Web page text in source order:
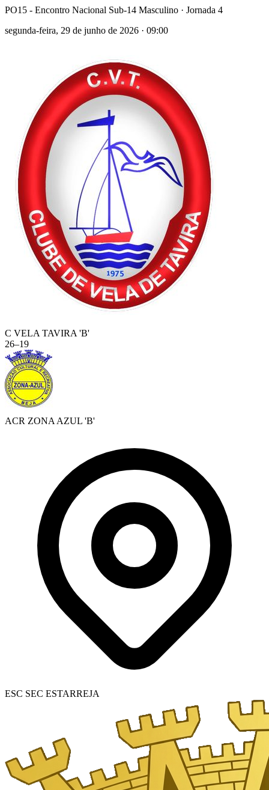
PO15 - Encontro Nacional Sub-14 Masculino · Jornada 4
segunda-feira, 29 de junho de 2026 · 09:00
C VELA TAVIRA 'B'
26–19
ACR ZONA AZUL 'B'
ESC SEC ESTARREJA